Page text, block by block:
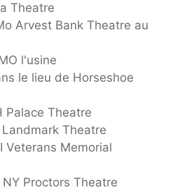
Theatre
Arvest Bank Theatre au
l'usine
le lieu de Horseshoe
Palace Theatre
Theatre
Veterans Memorial
Proctors Theatre